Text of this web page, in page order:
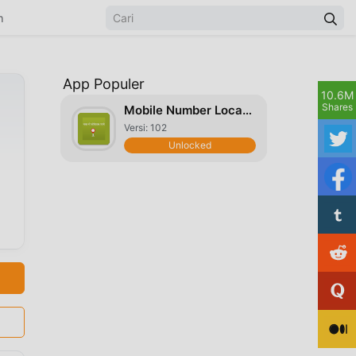
App Populer
Mobile Number Location Finder
Versi: 102
Unlocked
10.6M
Shares